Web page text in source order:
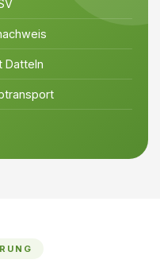
Datteln